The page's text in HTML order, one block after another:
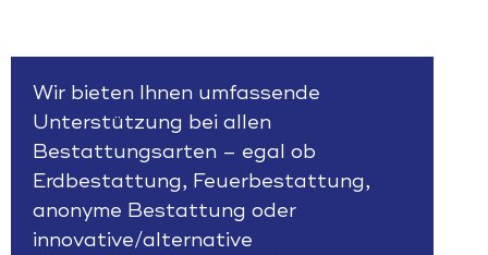
Wir bieten Ihnen umfassende
Unterstützung bei allen
Bestattungsarten – egal ob
Erdbestattung, Feuerbestattung,
anonyme Bestattung oder
innovative/alternative